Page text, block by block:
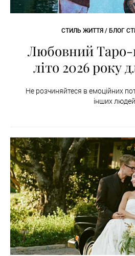
СТИЛЬ ЖИТТЯ / БЛОГ
Любовний Таро-
літо 2026 року
Не розчиняйтеся в емоційних
інших людей